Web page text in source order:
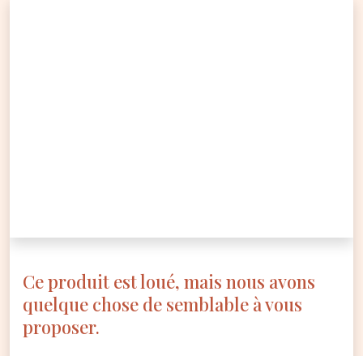
Ce produit est loué, mais nous avons
quelque chose de semblable à vous
proposer.